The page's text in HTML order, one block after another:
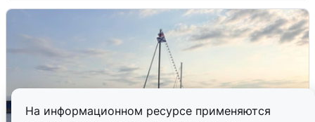
На информационном ресурсе применяются